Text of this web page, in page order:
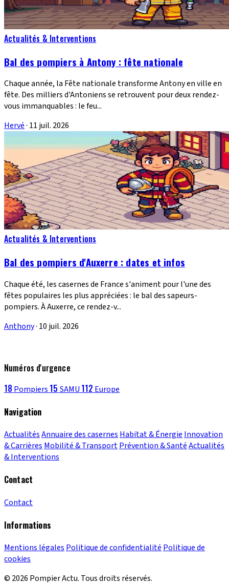
Actualités & Interventions
Bal des pompiers à Antony : fête nationale
Chaque année, la Fête nationale transforme Antony en ville en
fête. Des milliers d'Antoniens se retrouvent pour deux rendez-
vous immanquables : le feu...
Hervé· 11 juil. 2026
Actualités & Interventions
Bal des pompiers d'Auxerre : dates et infos
Chaque été, les casernes de France s'animent pour l'une des
fêtes populaires les plus appréciées : le bal des sapeurs-
pompiers. À Auxerre, ce rendez-v...
Anthony· 10 juil. 2026
Numéros d'urgence
18 Pompiers 15 SAMU 112 Europe
Navigation
ActualitésAnnuaire des casernes Habitat & Énergie Innovation
& Carrières Mobilité & TransportPrévention & SantéActualités
& Interventions
Contact
Contact
Informations
Mentions légales Politique de confidentialité Politique de
cookies
© 2026 Pompier Actu. Tous droits réservés.